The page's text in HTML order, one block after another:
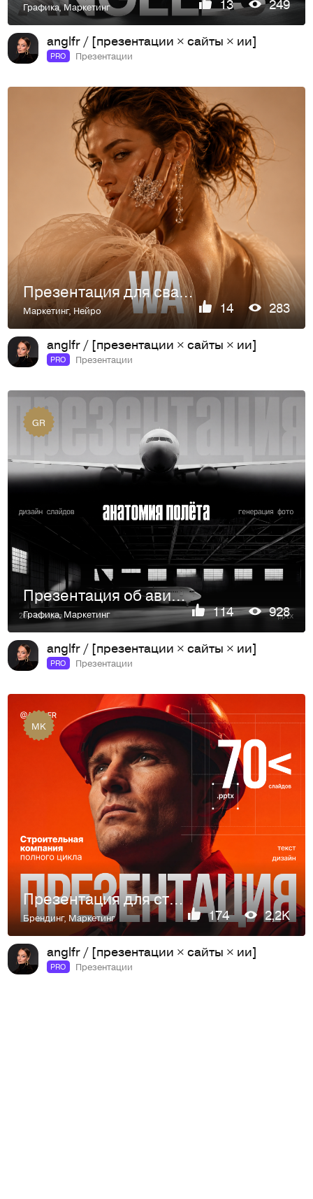
Графика,Маркетинг 13 249
anglfr / [презентации × сайты × ии]
PRO Презентации
Презентация для свадебной выставки
Маркетинг, Нейро 14 283
anglfr / [презентации × сайты × ии]
PRO Презентации
GR
Презентация об авиации
Графика,Маркетинг 114 928
anglfr / [презентации × сайты × ии]
PRO Презентации
MK
Презентация для строительной компании
Брендинг,Маркетинг 174 2,2K
anglfr / [презентации × сайты × ии]
PRO Презентации